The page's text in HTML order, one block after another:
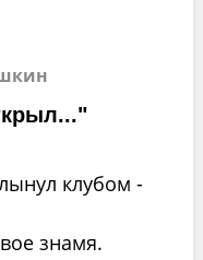
клубом -
знамя.